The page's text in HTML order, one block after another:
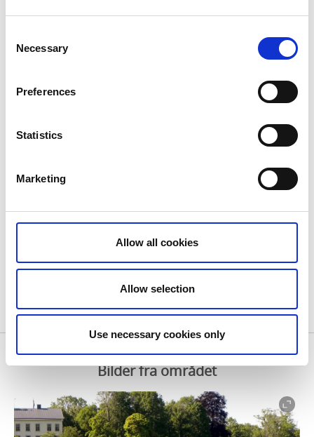
Selection
Necessary
Preferences
Statistics
Marketing
Allow all cookies
Allow selection
Use necessary cookies only
Villa Weidling
Nordic Refuge
Bilder fra området